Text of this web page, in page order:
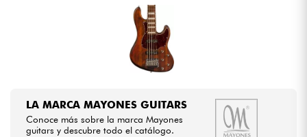
LA MARCA MAYONES GUITARS
Conoce más sobre la marca Mayones
guitars y descubre todo el catálogo.